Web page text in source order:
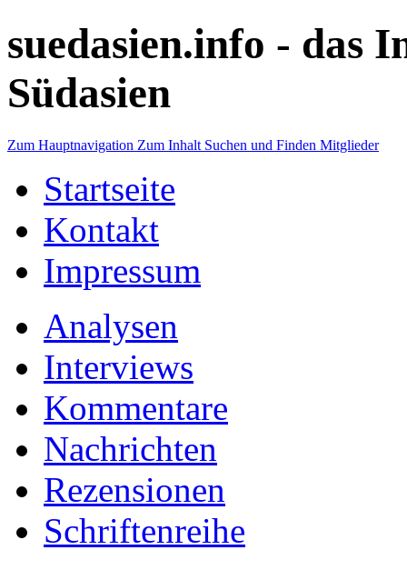
suedasien.info - das
Südasien
Zum Hauptnavigation Zum Inhalt Suchen und Finden Mitglieder
Startseite
Kontakt
Impressum
Analysen
Interviews
Kommentare
Nachrichten
Rezensionen
Schriftenreihe